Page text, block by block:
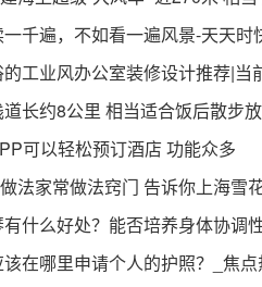
千遍，不如看一遍风景-天天时
工业风办公室装修设计推荐|当
长约8公里 相当适合饭后散步
可以轻松预订酒店 功能众多
法家常做法窍门 告诉你上海雪
什么好处？能否培养身体协调
在哪里申请个人的护照？_焦